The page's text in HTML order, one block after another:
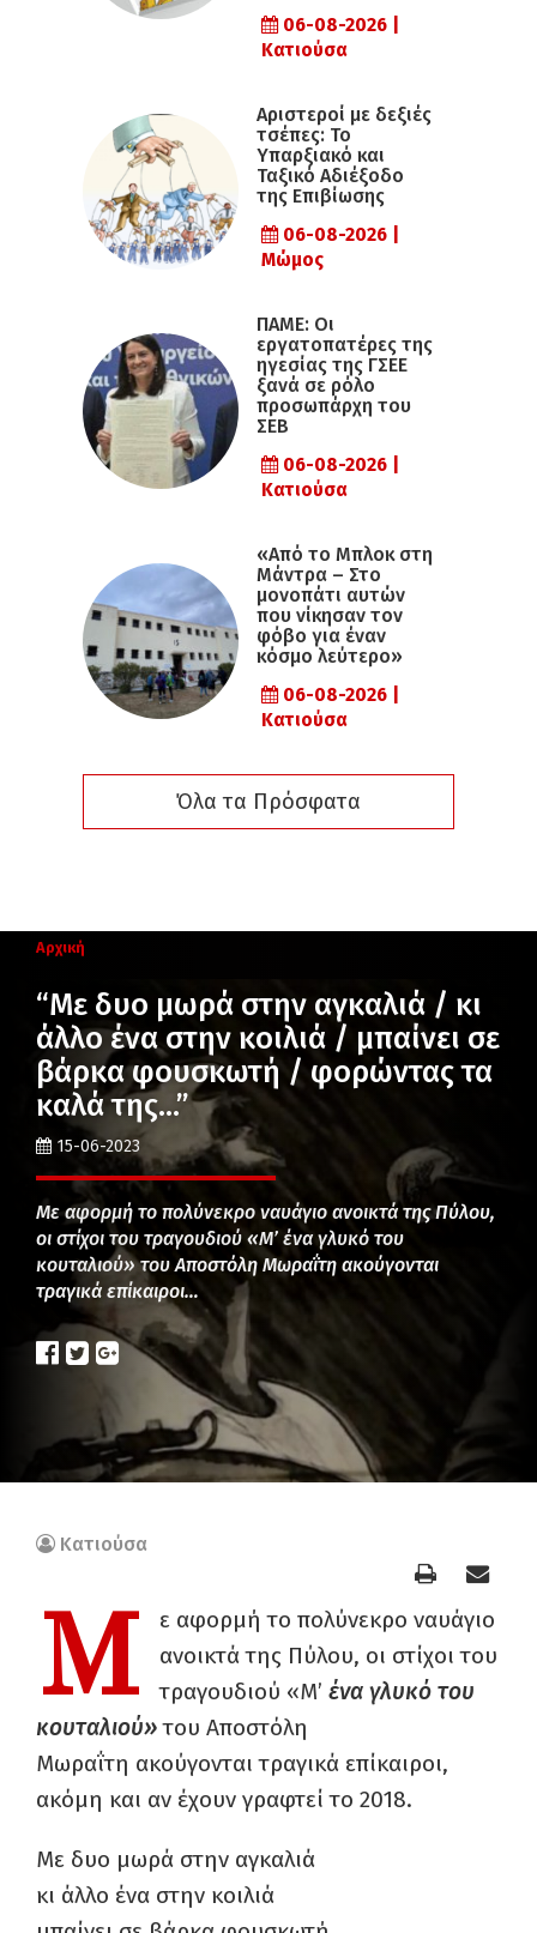
06-08-2026 |
Κατιούσα
Αριστεροί με δεξιές
τσέπες: Το
Υπαρξιακό και
Ταξικό Αδιέξοδο
της Επιβίωσης
06-08-2026 |
Μώμος
ΠΑΜΕ: Οι
εργατοπατέρες της
ηγεσίας της ΓΣΕΕ
ξανά σε ρόλο
προσωπάρχη του
ΣΕΒ
06-08-2026 |
Κατιούσα
«Από το Μπλοκ στη
Μάντρα – Στο
μονοπάτι αυτών
που νίκησαν τον
φόβο για έναν
κόσμο λεύτερο»
06-08-2026 |
Κατιούσα
Όλα τα Πρόσφατα
Αρχική
“Με δυο μωρά στην αγκαλιά / κι
άλλο ένα στην κοιλιά / μπαίνει σε
βάρκα φουσκωτή / φορώντας τα
καλά της…”
15-06-2023
Με αφορμή το πολύνεκρο ναυάγιο ανοικτά της Πύλου,
οι στίχοι του τραγουδιού «Μ’ ένα γλυκό του
κουταλιού» του Αποστόλη Μωραΐτη ακούγονται
τραγικά επίκαιροι…
Κατιούσα
Μ
ε αφορμή το πολύνεκρο ναυάγιο
ανοικτά της Πύλου, οι στίχοι του
τραγουδιού «Μ’ ένα γλυκό του
κουταλιού»του Αποστόλη
Μωραΐτη ακούγονται τραγικά επίκαιροι,
ακόμη και αν έχουν γραφτεί το 2018.
Με δυο μωρά στην αγκαλιά
κι άλλο ένα στην κοιλιά